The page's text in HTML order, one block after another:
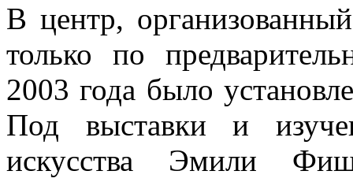
В центр,
только по
2003 года было
Под выставки и
искусства Эмили